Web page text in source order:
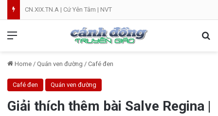
CN.XIX.TN.A | Cứ Yên Tâm | NVT
Home / Quán ven đường / Café đen
Café đen Quán ven đường
Giải thích thêm bài Salve Regina |